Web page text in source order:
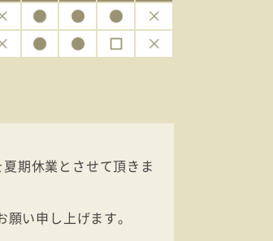
期休業とさせて頂きま
い申し上げます。